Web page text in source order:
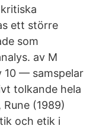
ett större
som
av M
10 — samspelar
tolkande hela
(1989)
och etik i